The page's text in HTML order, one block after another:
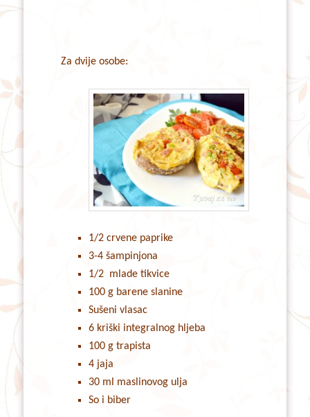
Za dvije osobe:
1/2 crvene paprike
3-4 šampinjona
1/2 mlade tikvice
100 g barene slanine
Sušeni vlasac
6 kriški integralnog hljeba
100 g trapista
4 jaja
30 ml maslinovog ulja
So i biber